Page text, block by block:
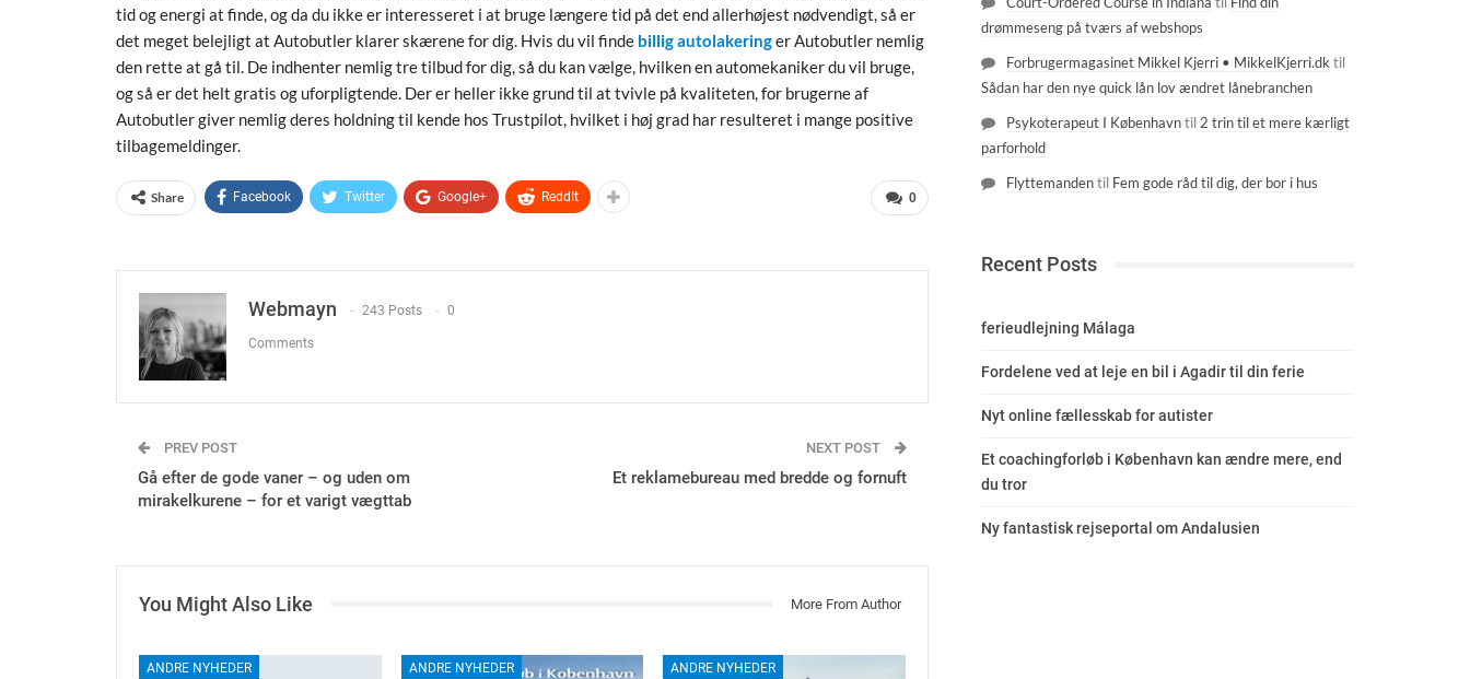
tid og energi at finde, og da du ikke er interesseret i at bruge længere tid på det end allerhøjest nødvendigt, så er
det meget belejligt at Autobutler klarer skærene for dig. Hvis du vil finde billig autolakeringer Autobutler nemlig
den rette at gå til. De indhenter nemlig tre tilbud for dig, så du kan vælge, hvilken en automekaniker du vil bruge,
og så er det helt gratis og uforpligtende. Der er heller ikke grund til at tvivle på kvaliteten, for brugerne af
Autobutler giver nemlig deres holdning til kende hos Trustpilot, hvilket i høj grad har resulteret i mange positive
tilbagemeldinger.
0
Share Facebook Twitter Google+ ReddIt
Webmayn 243 Posts 0
Comments
PREV POST
Gå efter de gode vaner – og uden om
mirakelkurene – for et varigt vægttab
NEXT POST
Et reklamebureau med bredde og fornuft
You Might Also Like More From Author
ANDRE NYHEDER ANDRE NYHEDER ANDRE NYHEDER
drømmeseng på tværs af webshops
Forbrugermagasinet Mikkel Kjerri • MikkelKjerri.dktil
Sådan har den nye quick lån lov ændret lånebranchen
Psykoterapeut I Københavntil2 trin til et mere kærligt
parforhold
Flyttemandentil Fem gode råd til dig, der bor i hus
Recent Posts
ferieudlejning Málaga
Fordelene ved at leje en bil i Agadir til din ferie
Nyt online fællesskab for autister
Et coachingforløb i København kan ændre mere, end
du tror
Ny fantastisk rejseportal om Andalusien